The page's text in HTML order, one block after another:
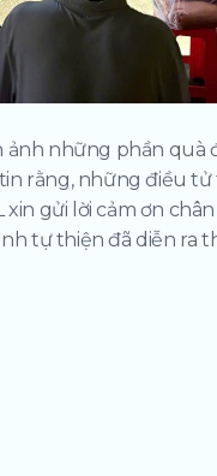
những phần quà
rằng, những điều
gửi lời cảm ơn
tự thiện đã diễn ra